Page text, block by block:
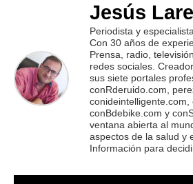
Jesús
Periodista y
Con 30 años de
Prensa, radio,
redes sociales.
sus siete portales
conRderuido.com,
conBdebike.com y
ventana abierta al
aspectos de la salud y
Información para